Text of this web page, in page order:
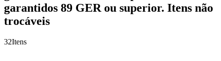
garantidos 89 GER ou superior. Itens não
trocáveis
32Itens